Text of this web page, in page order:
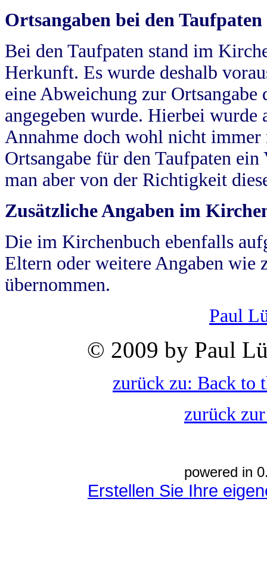
Ortsangaben bei den Taufpaten
Bei den Taufpaten stand im
Herkunft. Es wurde deshalb
eine Abweichung zur
angegeben wurde. Hierbei wurde
Annahme doch wohl nicht
Ortsangabe für den Taufpaten
man aber von der Richtigkeit
Zusätzliche Angaben im
Die im Kirchenbuch ebenfalls
Eltern oder weitere Angaben wie
übernommen.
Paul
© 2009 by Paul
zurück zu: Back to
zurück
powered in
Erstellen Sie Ihre